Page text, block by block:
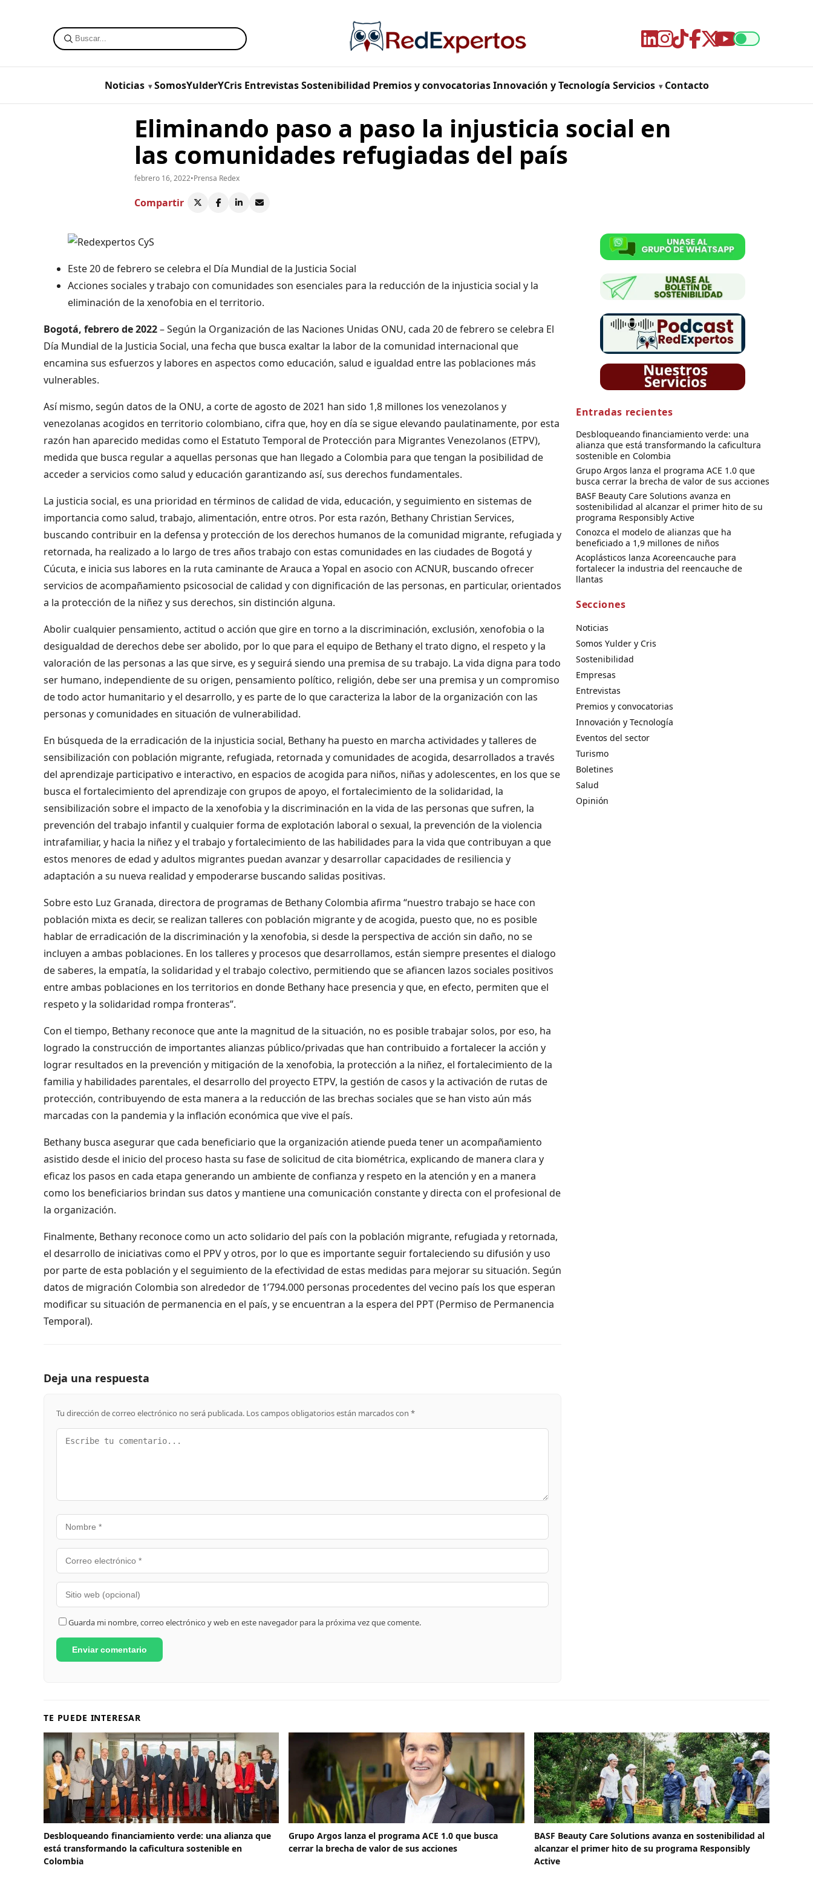
Noticias SomosYulderYCris Entrevistas Sostenibilidad Premios y convocatorias Innovación y Tecnología Servicios Contacto
Eliminando paso a paso la injusticia social en
las comunidades refugiadas del país
febrero 16, 2022•Prensa Redex
Compartir
Este 20 de febrero se celebra el Día Mundial de la Justicia Social
Acciones sociales y trabajo con comunidades son esenciales para la reducción de la injusticia social y la
eliminación de la xenofobia en el territorio.
Bogotá, febrero de 2022– Según la Organización de las Naciones Unidas ONU, cada 20 de febrero se celebra El
Día Mundial de la Justicia Social, una fecha que busca exaltar la labor de la comunidad internacional que
encamina sus esfuerzos y labores en aspectos como educación, salud e igualdad entre las poblaciones más
vulnerables.
Así mismo, según datos de la ONU, a corte de agosto de 2021 han sido 1,8 millones los venezolanos y
venezolanas acogidos en territorio colombiano, cifra que, hoy en día se sigue elevando paulatinamente, por esta
razón han aparecido medidas como el Estatuto Temporal de Protección para Migrantes Venezolanos (ETPV),
medida que busca regular a aquellas personas que han llegado a Colombia para que tengan la posibilidad de
acceder a servicios como salud y educación garantizando así, sus derechos fundamentales.
La justicia social, es una prioridad en términos de calidad de vida, educación, y seguimiento en sistemas de
importancia como salud, trabajo, alimentación, entre otros. Por esta razón, Bethany Christian Services,
buscando contribuir en la defensa y protección de los derechos humanos de la comunidad migrante, refugiada y
retornada, ha realizado a lo largo de tres años trabajo con estas comunidades en las ciudades de Bogotá y
Cúcuta, e inicia sus labores en la ruta caminante de Arauca a Yopal en asocio con ACNUR, buscando ofrecer
servicios de acompañamiento psicosocial de calidad y con dignificación de las personas, en particular, orientados
a la protección de la niñez y sus derechos, sin distinción alguna.
Abolir cualquier pensamiento, actitud o acción que gire en torno a la discriminación, exclusión, xenofobia o la
desigualdad de derechos debe ser abolido, por lo que para el equipo de Bethany el trato digno, el respeto y la
valoración de las personas a las que sirve, es y seguirá siendo una premisa de su trabajo. La vida digna para todo
ser humano, independiente de su origen, pensamiento político, religión, debe ser una premisa y un compromiso
de todo actor humanitario y el desarrollo, y es parte de lo que caracteriza la labor de la organización con las
personas y comunidades en situación de vulnerabilidad.
En búsqueda de la erradicación de la injusticia social, Bethany ha puesto en marcha actividades y talleres de
sensibilización con población migrante, refugiada, retornada y comunidades de acogida, desarrollados a través
del aprendizaje participativo e interactivo, en espacios de acogida para niños, niñas y adolescentes, en los que se
busca el fortalecimiento del aprendizaje con grupos de apoyo, el fortalecimiento de la solidaridad, la
sensibilización sobre el impacto de la xenofobia y la discriminación en la vida de las personas que sufren, la
prevención del trabajo infantil y cualquier forma de explotación laboral o sexual, la prevención de la violencia
intrafamiliar, y hacia la niñez y el trabajo y fortalecimiento de las habilidades para la vida que contribuyan a que
estos menores de edad y adultos migrantes puedan avanzar y desarrollar capacidades de resiliencia y
adaptación a su nueva realidad y empoderarse buscando salidas positivas.
Sobre esto Luz Granada, directora de programas de Bethany Colombia afirma “nuestro trabajo se hace con
población mixta es decir, se realizan talleres con población migrante y de acogida, puesto que, no es posible
hablar de erradicación de la discriminación y la xenofobia, si desde la perspectiva de acción sin daño, no se
incluyen a ambas poblaciones. En los talleres y procesos que desarrollamos, están siempre presentes el dialogo
de saberes, la empatía, la solidaridad y el trabajo colectivo, permitiendo que se afiancen lazos sociales positivos
entre ambas poblaciones en los territorios en donde Bethany hace presencia y que, en efecto, permiten que el
respeto y la solidaridad rompa fronteras”.
Con el tiempo, Bethany reconoce que ante la magnitud de la situación, no es posible trabajar solos, por eso, ha
logrado la construcción de importantes alianzas público/privadas que han contribuido a fortalecer la acción y
lograr resultados en la prevención y mitigación de la xenofobia, la protección a la niñez, el fortalecimiento de la
familia y habilidades parentales, el desarrollo del proyecto ETPV, la gestión de casos y la activación de rutas de
protección, contribuyendo de esta manera a la reducción de las brechas sociales que se han visto aún más
marcadas con la pandemia y la inflación económica que vive el país.
Bethany busca asegurar que cada beneficiario que la organización atiende pueda tener un acompañamiento
asistido desde el inicio del proceso hasta su fase de solicitud de cita biométrica, explicando de manera clara y
eficaz los pasos en cada etapa generando un ambiente de confianza y respeto en la atención y en a manera
como los beneficiarios brindan sus datos y mantiene una comunicación constante y directa con el profesional de
la organización.
Finalmente, Bethany reconoce como un acto solidario del país con la población migrante, refugiada y retornada,
el desarrollo de iniciativas como el PPV y otros, por lo que es importante seguir fortaleciendo su difusión y uso
por parte de esta población y el seguimiento de la efectividad de estas medidas para mejorar su situación. Según
datos de migración Colombia son alrededor de 1’794.000 personas procedentes del vecino país los que esperan
modificar su situación de permanencia en el país, y se encuentran a la espera del PPT (Permiso de Permanencia
Temporal).
Deja una respuesta
Tu dirección de correo electrónico no será publicada. Los campos obligatorios están marcados con *
Guarda mi nombre, correo electrónico y web en este navegador para la próxima vez que comente.
Entradas recientes
Desbloqueando financiamiento verde: una
alianza que está transformando la caficultura
sostenible en Colombia
Grupo Argos lanza el programa ACE 1.0 que
busca cerrar la brecha de valor de sus acciones
BASF Beauty Care Solutions avanza en
sostenibilidad al alcanzar el primer hito de su
programa Responsibly Active
Conozca el modelo de alianzas que ha
beneficiado a 1,9 millones de niños
Acoplásticos lanza Acoreencauche para
fortalecer la industria del reencauche de
llantas
Secciones
Noticias
Somos Yulder y Cris
Sostenibilidad
Empresas
Entrevistas
Premios y convocatorias
Innovación y Tecnología
Eventos del sector
Turismo
Boletines
Salud
Opinión
TE PUEDE INTERESAR
Desbloqueando financiamiento verde: una alianza que
está transformando la caficultura sostenible en
Colombia
Grupo Argos lanza el programa ACE 1.0 que busca
cerrar la brecha de valor de sus acciones
BASF Beauty Care Solutions avanza en sostenibilidad al
alcanzar el primer hito de su programa Responsibly
Active